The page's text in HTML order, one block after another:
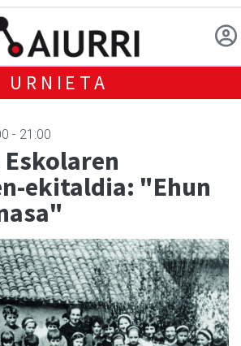
URNIETA
- 21:00
ekitaldia: "Ehun